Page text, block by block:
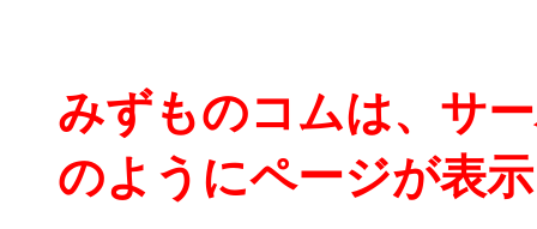
みずものコムは、サ
のようにページが表